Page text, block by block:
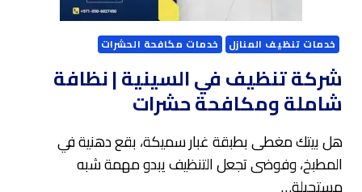
خدمات تنظيف المنازل خدمات مكافحة الحشرات
شركة تنظيف في السينية | نظافة
شاملة ومكافحة حشرات
هل بيتك مغطى بطبقة غبار سميكة، بقع دهنية في
المطبخ، وفوضى تجعل التنظيف يبدو مهمة شبه